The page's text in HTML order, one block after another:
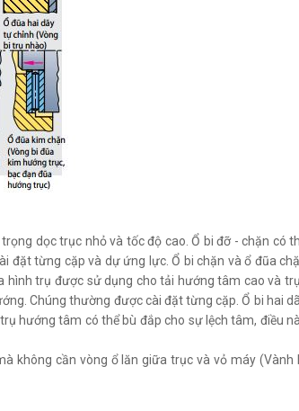
dọc trục nhỏ và tốc độ cao. Ổ bi đỡ - chặn có
đặt từng cặp và dự ứng lực. Ổ bi chặn và ổ đũa
hình trụ được sử dụng cho tải hướng tâm cao và
Chúng thường được cài đặt từng cặp. Ổ bi hai
hướng tâm có thể bù đắp cho sự lệch tâm, điều
không cần vòng ổ lăn giữa trục và vỏ máy (Vành